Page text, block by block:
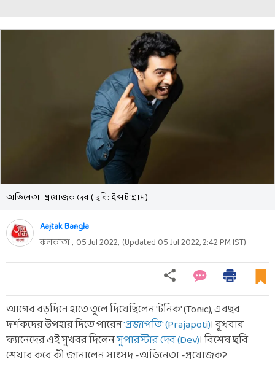
অভিনেতা -প্রযোজক দেব ( ছবি: ইন্সটাগ্রাম)
Aajtak Bangla
কলকাতা , 05 Jul 2022, (Updated 05 Jul 2022, 2:42 PMIST)
আগের বড়দিনে হাতে তুলে দিয়েছিলেন 'টনিক' (Tonic), এবছর
দর্শকদের উপহার দিতে পারেন'প্রজাপতি' (Prajapoti)। বুধবার
ফ্যানেদের এই সুখবর দিলেনসুপারস্টার দেব (Dev)। বিশেষ ছবি
শেয়ার করে কী জানালেন সাংসদ -অভিনেতা -প্রযোজক?